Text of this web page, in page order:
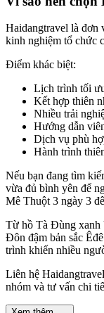
Haidangtravel là đơn
kinh nghiệm tổ chức
Điểm khác biệt:
Lịch trình tối
Kết hợp thiên
Nhiều trải
Hướng dẫn
Dịch vụ phù
Hành trình
Nếu bạn đang tìm
vừa đủ bình yên để
Mê Thuột 3 ngày 3
Từ hồ Tà Đùng xanh
Đôn đậm bản sắc
trình khiến nhiều
Liên hệ
nhóm và tư vấn chi